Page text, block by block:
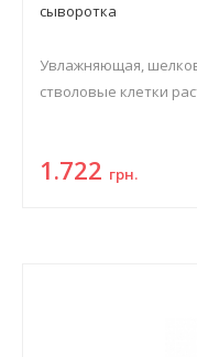
сыворотка
Увлажняющая,
стволовые клетки
1.722 грн.